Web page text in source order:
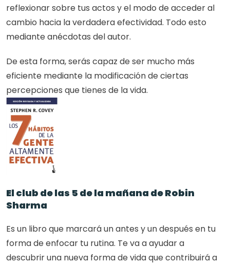
reflexionar sobre tus actos y el modo de acceder al
cambio hacia la verdadera efectividad. Todo esto
mediante anécdotas del autor.
De esta forma, serás capaz de ser mucho más
eficiente mediante la modificación de ciertas
percepciones que tienes de la vida.
El club de las 5 de la mañana de Robin
Sharma
Es un libro que marcará un antes y un después en tu
forma de enfocar tu rutina. Te va a ayudar a
descubrir una nueva forma de vida que contribuirá a